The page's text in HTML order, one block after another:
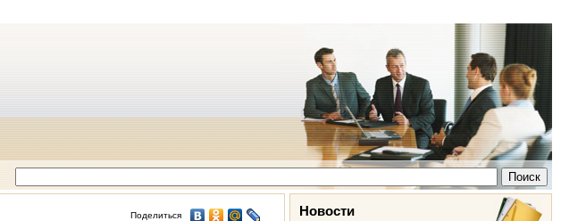
Поделиться Новости